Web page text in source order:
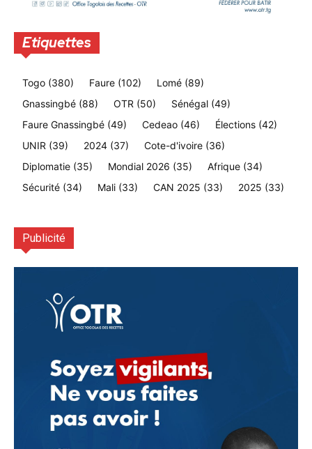
Etiquettes
Togo (380) Faure (102) Lomé (89)
Gnassingbé (88) OTR (50) Sénégal (49)
Faure Gnassingbé (49) Cedeao (46) Élections (42)
UNIR (39) 2024 (37) Cote-d'ivoire (36)
Diplomatie (35) Mondial 2026 (35) Afrique (34)
Sécurité (34) Mali (33) CAN 2025 (33) 2025 (33)
Publicité